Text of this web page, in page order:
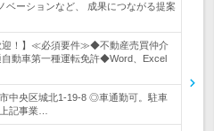
ベーションなど、 成果につながる提案
迎！】≪必須要件≫◆不動産売買仲介
動車第一種運転免許◆Word、Excel
中央区城北1-19-8 ◎車通勤可。駐車
記事業…